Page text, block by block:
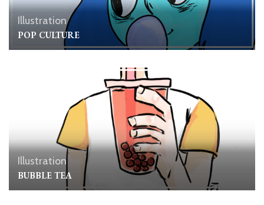
Illustration
POP CULTURE
Illustration
BUBBLE TEA